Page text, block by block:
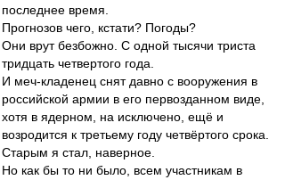
последнее время.
Прогнозов чего, кстати? Погоды?
Они врут безбожно. С одной тысячи триста
тридцать четвертого года.
И меч-кладенец снят давно с вооружения в
российской армии в его первозданном виде,
хотя в ядерном, на исключено, ещё и
возродится к третьему году четвёртого срока.
Старым я стал, наверное.
Но как бы то ни было, всем участникам в